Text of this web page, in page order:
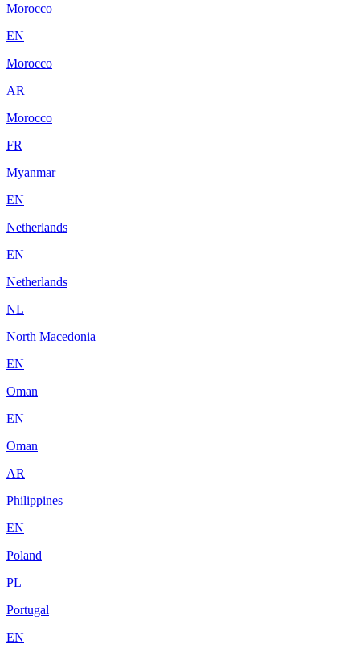
Morocco
EN
Morocco
AR
Morocco
FR
Myanmar
EN
Netherlands
EN
Netherlands
NL
North Macedonia
EN
Oman
EN
Oman
AR
Philippines
EN
Poland
PL
Portugal
EN